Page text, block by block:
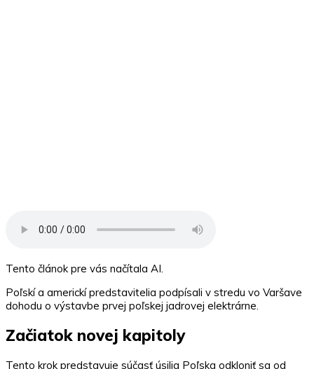
Tento článok pre vás načítala AI.
Poľskí a americkí predstavitelia podpísali v stredu vo Varšave
dohodu o výstavbe prvej poľskej jadrovej elektrárne.
Začiatok novej kapitoly
Tento krok predstavuje súčasť úsilia Poľska odkloniť sa od